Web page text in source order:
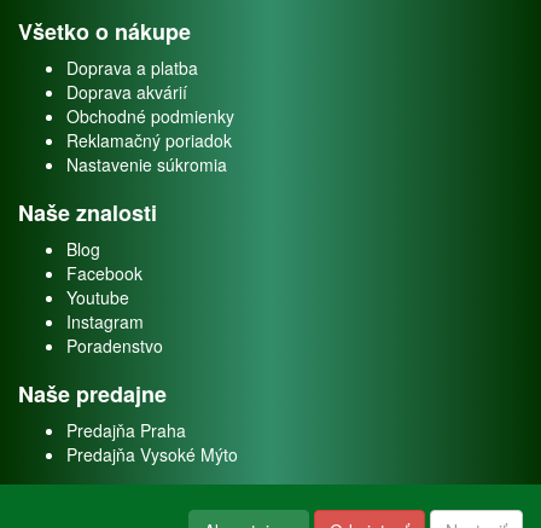
Všetko o nákupe
Doprava a platba
Doprava akvárií
Obchodné podmienky
Reklamačný poriadok
Nastavenie súkromia
Naše znalosti
Blog
Facebook
Youtube
Instagram
Poradenstvo
Naše predajne
Predajňa Praha
Predajňa Vysoké Mýto